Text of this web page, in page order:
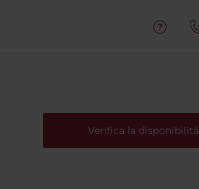
Verifica la disponibilità